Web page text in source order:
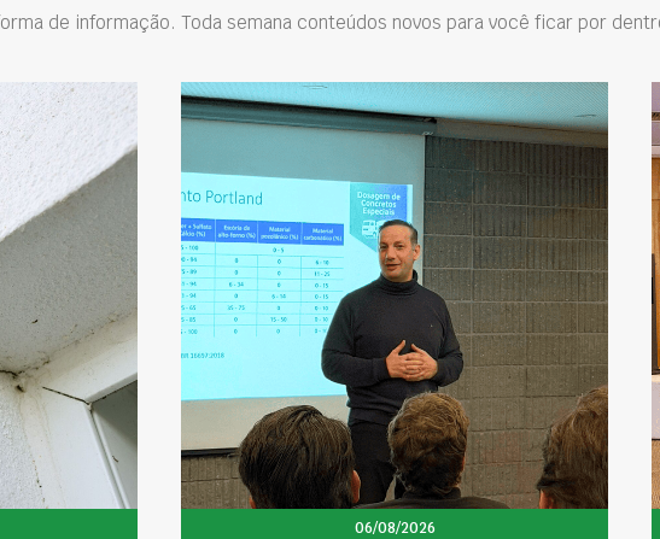
de informação. Toda semana conteúdos novos para você ficar por
06/08/2026